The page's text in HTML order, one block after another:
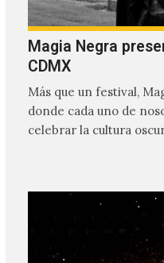
Magia Negra
CDMX
Más que un festival,
donde cada uno de
celebrar la cultura